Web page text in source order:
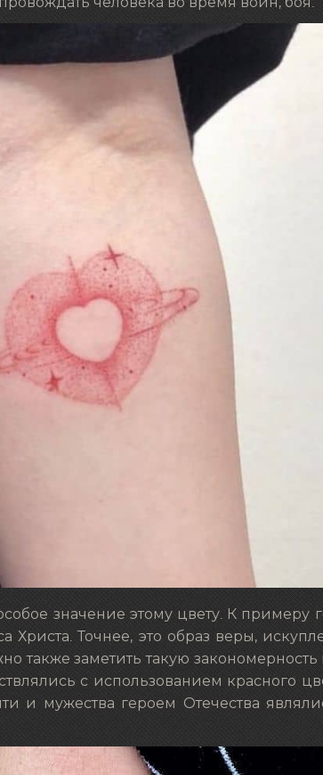
человека во время воин, боя.
значение этому цвету. К примеру
Христа. Точнее, это образ веры,
также заметить такую
с использованием красного
и мужества героем Отечества